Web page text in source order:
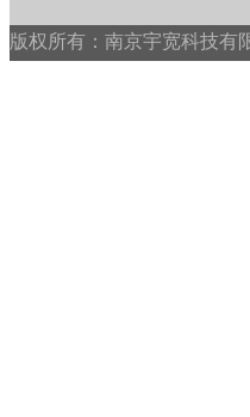
版权所有：南京宇宽科技有